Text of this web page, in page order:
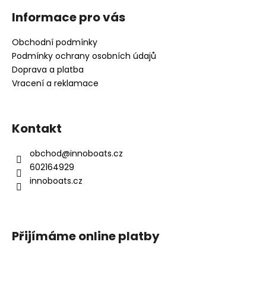
Informace pro vás
Obchodní podmínky
Podmínky ochrany osobních údajů
Doprava a platba
Vracení a reklamace
Kontakt
obchod@innoboats.cz
602164929
innoboats.cz
Přijímáme online platby